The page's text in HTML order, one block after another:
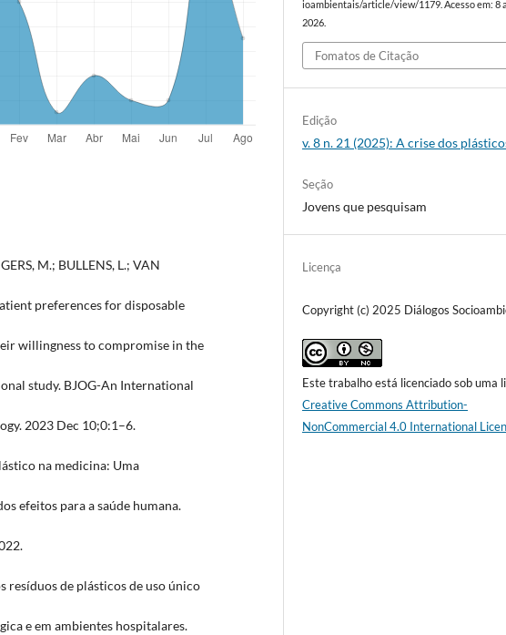
M.; BULLENS, L.; VAN
preferences for disposable
willingness to compromise in the
study. BJOG-An International
2023 Dec 10;0:1–6.
na medicina: Uma
efeitos para a saúde humana.
resíduos de plásticos de uso único
e em ambientes hospitalares.
ioambientais/article/view/1179. Acesso em: 8
2026.
Fomatos de Citação
Edição
v. 8 n. 21 (2025): A crise dos
Seção
Jovens que pesquisam
Licença
Copyright (c) 2025 Diálogos
Este trabalho está licenciado sob uma
Creative Commons Attribution-
NonCommercial 4.0 International